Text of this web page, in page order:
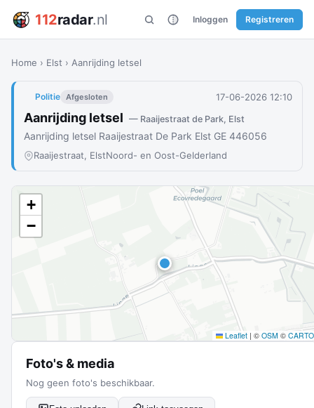
112radar.nl Inloggen Registreren
Home › Elst › Aanrijding letsel
Politie Afgesloten 17-06-2026 12:10
Aanrijding letsel — Raaijestraat de Park, Elst
Aanrijding letsel Raaijestraat De Park Elst GE 446056
Raaijestraat, ElstNoord- en Oost-Gelderland
+
−
Leaflet | © OSM © CARTO
Foto's & media
Nog geen foto's beschikbaar.